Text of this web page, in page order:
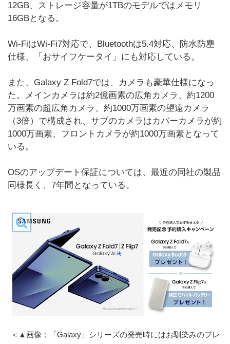
12GB、ストレージ容量が1TBのモデルではメモリ
16GBとなる。
Wi-FiはWi-Fi7対応で、Bluetoothは5.4対応、防水防塵
仕様、「おサイフケータイ」にも対応している。
また、Galaxy Z Fold7では、カメラも豪華仕様になっ
た。メインカメラは約2億画素の広角カメラ、約1200
万画素の超広角カメラ、約1000万画素の望遠カメラ
（3倍）で構成され、サブのカメラはカバーカメラが約
1000万画素、フロントカメラが約1000万画素となって
いる。
OSのアップデート保証については、最近の同社の製品
同様長く、7年間となっている。
＜▲画像：「Galaxy」シリーズの発売時にはお馴染みのプレ